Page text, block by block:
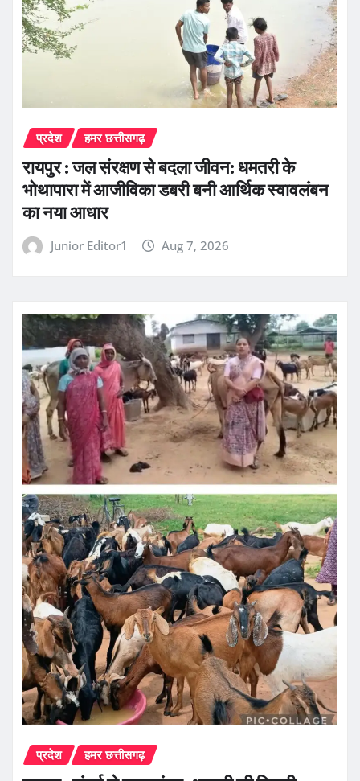
प्रदेश हमर छत्तीसगढ़
रायपुर : जल संरक्षण से बदला जीवन: धमतरी के
भोथापारा में आजीविका डबरी बनी आर्थिक स्वावलंबन
का नया आधार
Junior Editor1 Aug 7, 2026
प्रदेश हमर छत्तीसगढ़